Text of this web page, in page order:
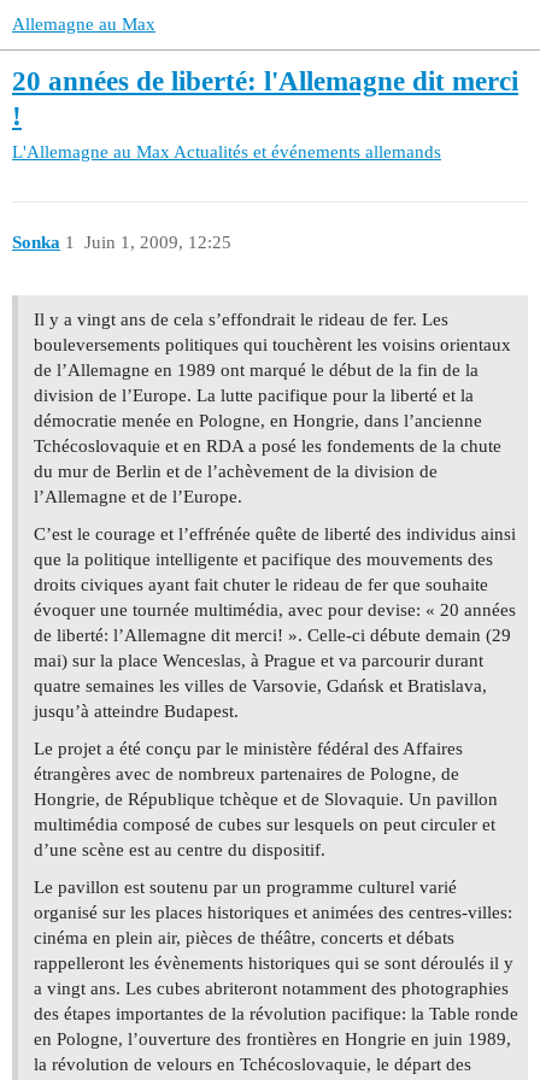
Allemagne au Max
20 années de liberté: l'Allemagne dit merci
!
L'Allemagne au MaxActualités et événements allemands
Sonka Juin 1, 2009, 12:25
1
Il y a vingt ans de cela s’effondrait le rideau de fer. Les
bouleversements politiques qui touchèrent les voisins orientaux
de l’Allemagne en 1989 ont marqué le début de la fin de la
division de l’Europe. La lutte pacifique pour la liberté et la
démocratie menée en Pologne, en Hongrie, dans l’ancienne
Tchécoslovaquie et en RDA a posé les fondements de la chute
du mur de Berlin et de l’achèvement de la division de
l’Allemagne et de l’Europe.
C’est le courage et l’effrénée quête de liberté des individus ainsi
que la politique intelligente et pacifique des mouvements des
droits civiques ayant fait chuter le rideau de fer que souhaite
évoquer une tournée multimédia, avec pour devise: « 20 années
de liberté: l’Allemagne dit merci! ». Celle-ci débute demain (29
mai) sur la place Wenceslas, à Prague et va parcourir durant
quatre semaines les villes de Varsovie, Gdańsk et Bratislava,
jusqu’à atteindre Budapest.
Le projet a été conçu par le ministère fédéral des Affaires
étrangères avec de nombreux partenaires de Pologne, de
Hongrie, de République tchèque et de Slovaquie. Un pavillon
multimédia composé de cubes sur lesquels on peut circuler et
d’une scène est au centre du dispositif.
Le pavillon est soutenu par un programme culturel varié
organisé sur les places historiques et animées des centres-villes:
cinéma en plein air, pièces de théâtre, concerts et débats
rappelleront les évènements historiques qui se sont déroulés il y
a vingt ans. Les cubes abriteront notamment des photographies
des étapes importantes de la révolution pacifique: la Table ronde
en Pologne, l’ouverture des frontières en Hongrie en juin 1989,
la révolution de velours en Tchécoslovaquie, le départ des